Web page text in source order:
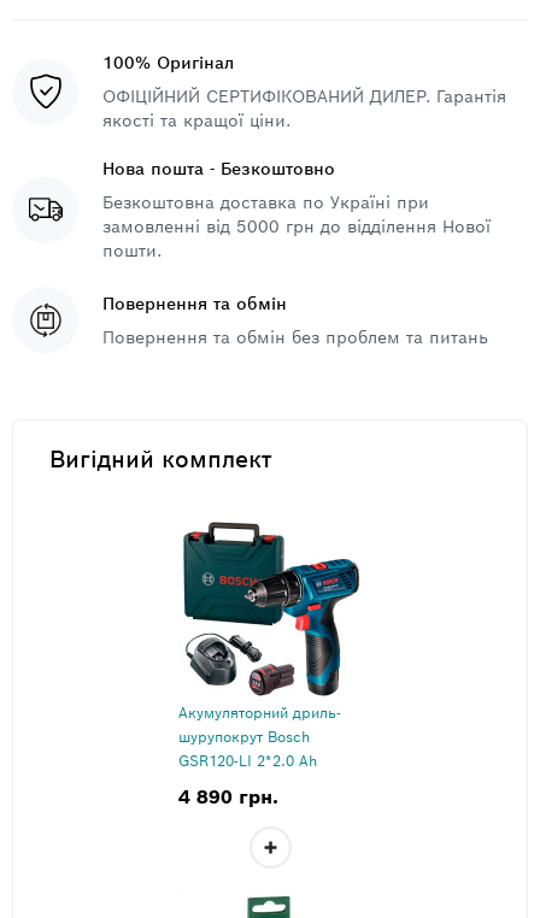
100% Оригінал
ОФІЦІЙНИЙ СЕРТИФІКОВАНИЙ ДИЛЕР. Гарантія
якості та кращої ціни.
Нова пошта - Безкоштовно
Безкоштовна доставка по Україні при
замовленні від 5000 грн до відділення Нової
пошти.
Повернення та обмін
Повернення та обмін без проблем та питань
Вигідний комплект
Акумуляторний дриль-
шурупокрут Bosch
GSR120-LI 2*2.0 Ah
4 890 грн.